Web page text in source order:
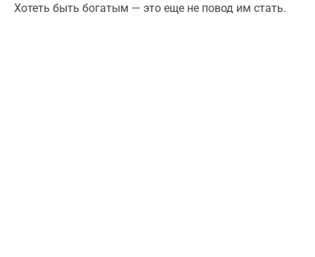
Хотеть быть богатым — это еще не повод им стать.